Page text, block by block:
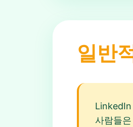
일반
사람들은